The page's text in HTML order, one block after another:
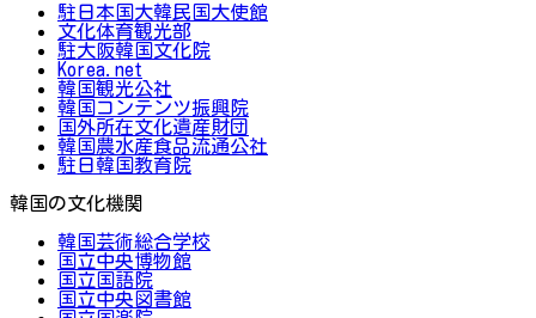
駐日本国大韓民国大使館
文化体育観光部
駐大阪韓国文化院
Korea.net
韓国観光公社
韓国コンテンツ振興院
国外所在文化遺産財団
韓国農水産食品流通公社
駐日韓国教育院
韓国の文化機関
韓国芸術総合学校
国立中央博物館
国立国語院
国立中央図書館